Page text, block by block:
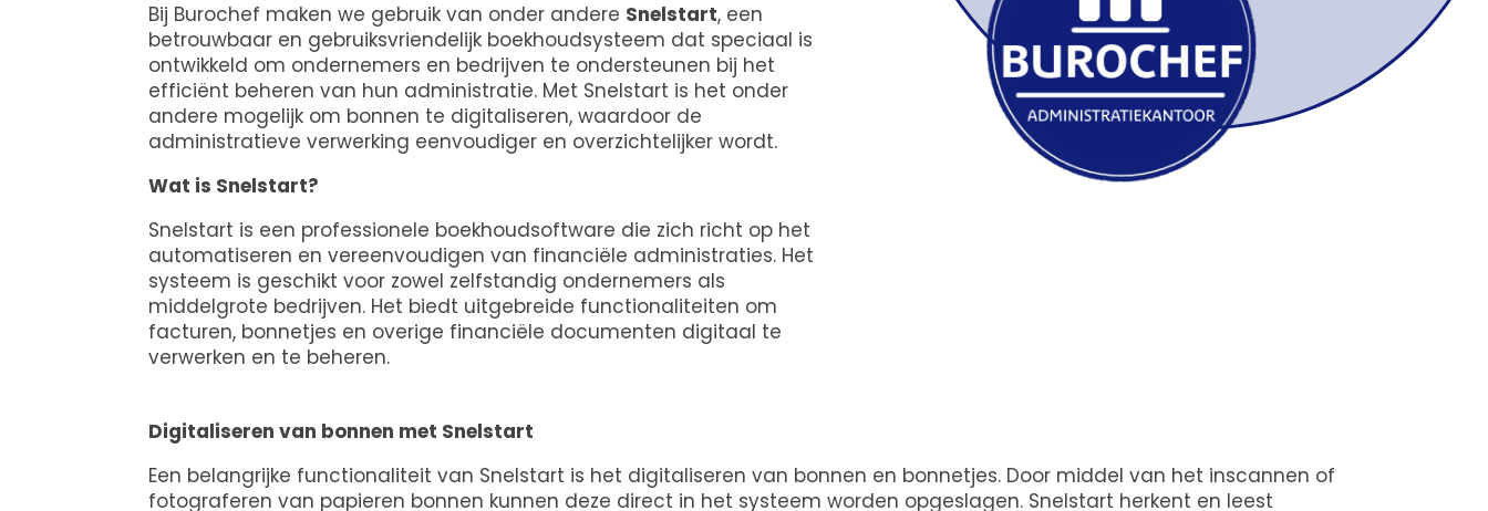
Bij Burochef maken we gebruik van onder andere Snelstart, een
betrouwbaar en gebruiksvriendelijk boekhoudsysteem dat speciaal is
ontwikkeld om ondernemers en bedrijven te ondersteunen bij het
efficiënt beheren van hun administratie. Met Snelstart is het onder
andere mogelijk om bonnen te digitaliseren, waardoor de
administratieve verwerking eenvoudiger en overzichtelijker wordt.
Wat is Snelstart?
Snelstart is een professionele boekhoudsoftware die zich richt op het
automatiseren en vereenvoudigen van financiële administraties. Het
systeem is geschikt voor zowel zelfstandig ondernemers als
middelgrote bedrijven. Het biedt uitgebreide functionaliteiten om
facturen, bonnetjes en overige financiële documenten digitaal te
verwerken en te beheren.
Digitaliseren van bonnen met Snelstart
Een belangrijke functionaliteit van Snelstart is het digitaliseren van bonnen en bonnetjes. Door middel van het inscannen of
fotograferen van papieren bonnen kunnen deze direct in het systeem worden opgeslagen. Snelstart herkent en leest